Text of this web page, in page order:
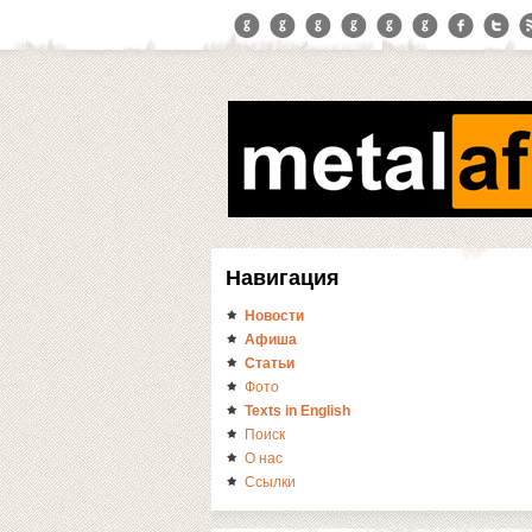
Навигация
Новости
Афиша
Статьи
Фото
Texts in English
Поиск
О нас
Ссылки